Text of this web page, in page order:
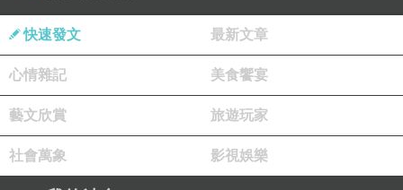
險、沒有演員不成熟的憂慮、也沒有語言不通而
令演技大打節扣的風險。不需要等上千年，現在
就可決定誰才是「改篇」。
為什麼仍要拍這電影改篇呢？
快速發文 最新文章
心情雜記 美食饗宴
藝文欣賞 旅遊玩家
社會萬象 影視娛樂